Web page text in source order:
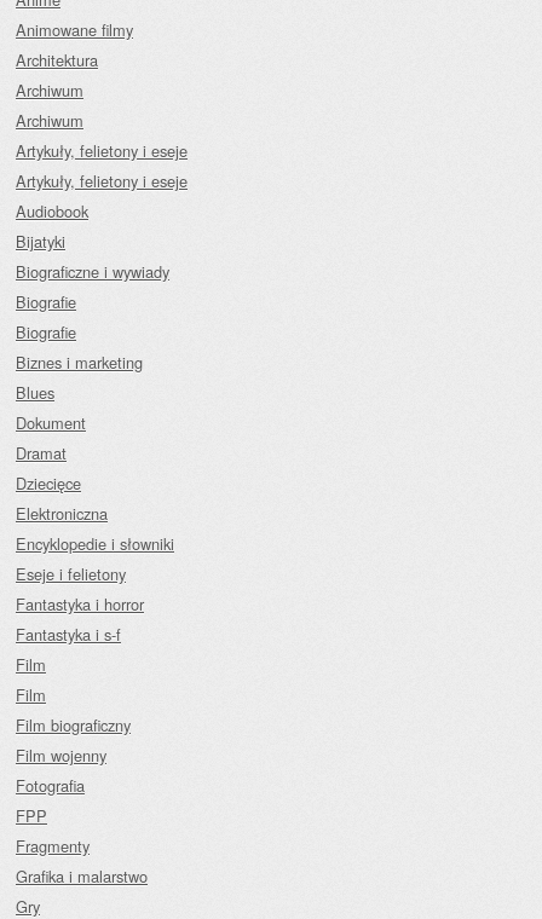
Animowane filmy
Architektura
Archiwum
Archiwum
Artykuły, felietony i eseje
Artykuły, felietony i eseje
Audiobook
Bijatyki
Biograficzne i wywiady
Biografie
Biografie
Biznes i marketing
Blues
Dokument
Dramat
Dziecięce
Elektroniczna
Encyklopedie i słowniki
Eseje i felietony
Fantastyka i horror
Fantastyka i s-f
Film
Film
Film biograficzny
Film wojenny
Fotografia
FPP
Fragmenty
Grafika i malarstwo
Gry